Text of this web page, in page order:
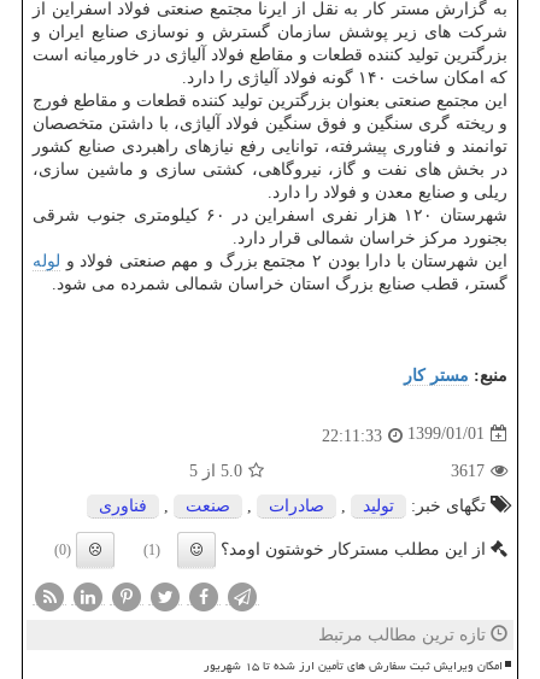
به گزارش مستر كار به نقل از ایرنا مجتمع صنعتی فولاد اسفراین از
شركت های زیر پوشش سازمان گسترش و نوسازی صنایع ایران و
بزرگترین تولید كننده قطعات و مقاطع فولاد آلیاژی در خاورمیانه است
كه امكان ساخت ۱۴۰ گونه فولاد آلیاژی را دارد.
این مجتمع صنعتی بعنوان بزرگترین تولید كننده قطعات و مقاطع فورج
و ریخته گری سنگین و فوق سنگین فولاد آلیاژی، با داشتن متخصصان
توانمند و فناوری پیشرفته، توانایی رفع نیازهای راهبردی صنایع كشور
در بخش های نفت و گاز، نیروگاهی، كشتی سازی و ماشین سازی،
ریلی و صنایع معدن و فولاد را دارد.
شهرستان ۱۲۰ هزار نفری اسفراین در ۶۰ كیلومتری جنوب شرقی
بجنورد مركز خراسان شمالی قرار دارد.
این شهرستان با دارا بودن ۲ مجتمع بزرگ و مهم صنعتی فولاد و
لوله
گستر، قطب صنایع بزرگ استان خراسان شمالی شمرده می شود.
منبع: مستر كار
1399/01/01
22:11:33
3617
5.0 از 5
تگهای خبر:
تولید صادرات صنعت فناوری
از این مطلب مسترکار خوشتون اومد؟ (1)
(0)
تازه ترین مطالب مرتبط
امکان ویرایش ثبت سفارش های تأمین ارز شده تا ۱۵ شهریور